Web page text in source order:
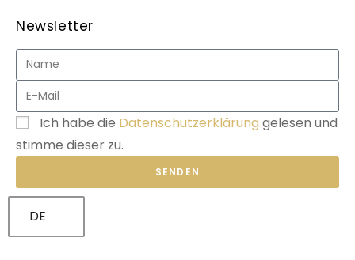
Newsletter
Ich habe die Datenschutzerklärung gelesen und
stimme dieser zu.
SENDEN
DE